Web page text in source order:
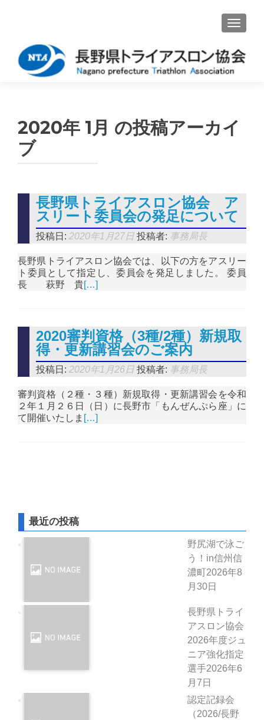
ナビゲ
2020年 1月 の投稿アーカイ
ブ
長野県トライアスロン協会 ア
スリート委員会の発足について
投稿日:2020年1月27日 投稿者: 事務局長
長野県トライアスロン協会では、以下の方をアスリー
ト委員として指定し、委員会を発足しました。 委員
長 萩野 貴[…]
2020審判資格（3種/2種）新規取
得・更新講習会のご案内
投稿日:2020年1月26日 投稿者: 事務局長
審判資格（２種・３種）新規取得・更新講習会を令和
２年１月２６日（日）に長野市「もんぜんぷら座」に
て開催いたしま […]
最近の投稿
野尻湖で泳ご
う！in信州信
濃町 2026年8
月30日
長野県トライ
アスロン協会
2026年度ジュ
ニア強化指定
選手2026年6
月7日
認定記録会
（2026/長野